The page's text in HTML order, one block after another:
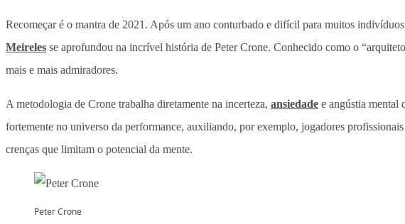
Recomeçar é o mantra de 2021. Após um ano conturbado e difícil para muitos
Meireles se aprofundou na incrível história de Peter Crone. Conhecido como o
mais e mais admiradores.
A metodologia de Crone trabalha diretamente na incerteza, ansiedade e angústia mental
fortemente no universo da performance, auxiliando, por exemplo, jogadores
crenças que limitam o potencial da mente.
Peter Crone